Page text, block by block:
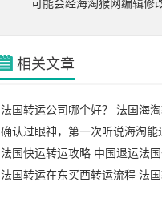
可能会经海淘猴网编辑修
相关文章
法国转运公司哪个好？ 法国海
确认过眼神，第一次听说海淘能
法国快运转运攻略 中国退运法
法国转运在东买西转运流程 法